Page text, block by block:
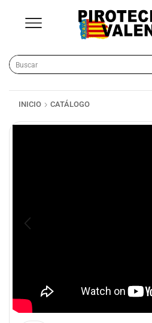
INICIO CATÁLOGO